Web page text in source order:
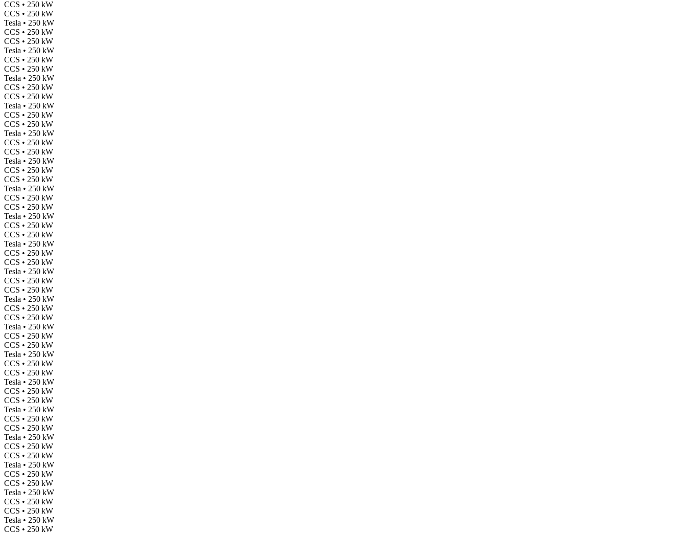
CCS • 250 kW
CCS • 250 kW
Tesla • 250 kW
CCS • 250 kW
CCS • 250 kW
Tesla • 250 kW
CCS • 250 kW
CCS • 250 kW
Tesla • 250 kW
CCS • 250 kW
CCS • 250 kW
Tesla • 250 kW
CCS • 250 kW
CCS • 250 kW
Tesla • 250 kW
CCS • 250 kW
CCS • 250 kW
Tesla • 250 kW
CCS • 250 kW
CCS • 250 kW
Tesla • 250 kW
CCS • 250 kW
CCS • 250 kW
Tesla • 250 kW
CCS • 250 kW
CCS • 250 kW
Tesla • 250 kW
CCS • 250 kW
CCS • 250 kW
Tesla • 250 kW
CCS • 250 kW
CCS • 250 kW
Tesla • 250 kW
CCS • 250 kW
CCS • 250 kW
Tesla • 250 kW
CCS • 250 kW
CCS • 250 kW
Tesla • 250 kW
CCS • 250 kW
CCS • 250 kW
Tesla • 250 kW
CCS • 250 kW
CCS • 250 kW
Tesla • 250 kW
CCS • 250 kW
CCS • 250 kW
Tesla • 250 kW
CCS • 250 kW
CCS • 250 kW
Tesla • 250 kW
CCS • 250 kW
CCS • 250 kW
Tesla • 250 kW
CCS • 250 kW
CCS • 250 kW
Tesla • 250 kW
CCS • 250 kW